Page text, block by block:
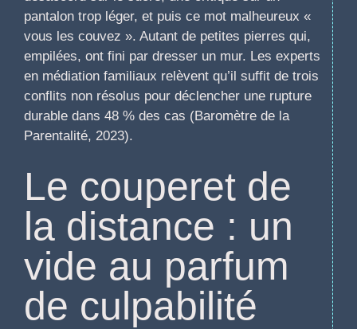
pantalon trop léger, et puis ce mot malheureux «
vous les couvez ». Autant de petites pierres qui,
empilées, ont fini par dresser un mur. Les experts
en médiation familiaux relèvent qu’il suffit de trois
conflits non résolus pour déclencher une rupture
durable dans 48 % des cas (Baromètre de la
Parentalité, 2023).
Le couperet de
la distance : un
vide au parfum
de culpabilité